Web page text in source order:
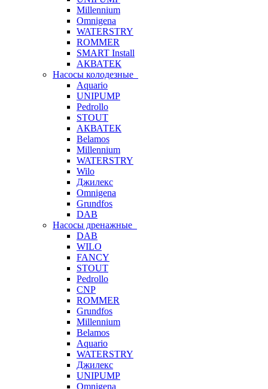
Millennium
Omnigena
WATERSTRY
ROMMER
SMART Install
АКВАТЕК
Насосы колодезные
Aquario
UNIPUMP
Pedrollo
STOUT
АКВАТЕК
Belamos
Millennium
WATERSTRY
Wilo
Джилекс
Omnigena
Grundfos
DAB
Насосы дренажные
DAB
WILO
FANCY
STOUT
Pedrollo
CNP
ROMMER
Grundfos
Millennium
Belamos
Aquario
WATERSTRY
Джилекс
UNIPUMP
Omnigena